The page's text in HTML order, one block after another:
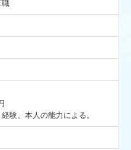
職
験、本人の能力による。